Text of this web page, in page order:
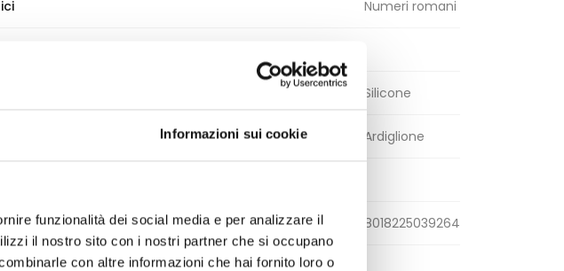
Informazioni sui cookie
funzionalità dei social media e per analizzare il
il nostro sito con i nostri partner che si occupano
con altre informazioni che hai fornito loro o
Numeri romani
Silicone
chiusura Ardiglione
8018225039264